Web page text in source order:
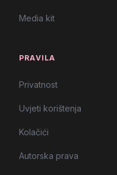
Media kit
PRAVILA
Privatnost
Uvjeti korištenja
Kolačići
Autorska prava